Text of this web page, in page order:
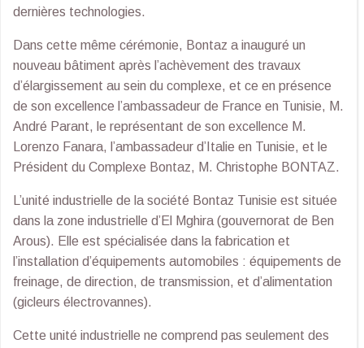
dernières technologies.
Dans cette même cérémonie, Bontaz a inauguré un
nouveau bâtiment après l’achèvement des travaux
d’élargissement au sein du complexe, et ce en présence
de son excellence l’ambassadeur de France en Tunisie, M.
André Parant, le représentant de son excellence M.
Lorenzo Fanara, l’ambassadeur d’Italie en Tunisie, et le
Président du Complexe Bontaz, M. Christophe BONTAZ.
L’unité industrielle de la société Bontaz Tunisie est située
dans la zone industrielle d’El Mghira (gouvernorat de Ben
Arous). Elle est spécialisée dans la fabrication et
l’installation d’équipements automobiles : équipements de
freinage, de direction, de transmission, et d’alimentation
(gicleurs électrovannes).
Cette unité industrielle ne comprend pas seulement des